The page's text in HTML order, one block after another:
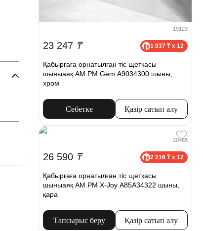
19123
23 247 ₸ 1 937 ₸ x 12
Қабырғаға орнатылған тіс щеткасы
шыныаяқ AM.PM Gem A9034300 шыны,
хром
Себетке Қазір сатып алу
20465
26 590 ₸ 2 216 ₸ x 12
Қабырғаға орнатылған тіс щеткасы
шыныаяқ AM.PM X-Joy A85A34322 шыны,
қара
Тапсырыс беру Қазір сатып алу